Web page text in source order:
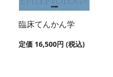
臨床てんかん学
定価 16,500円 (税込)